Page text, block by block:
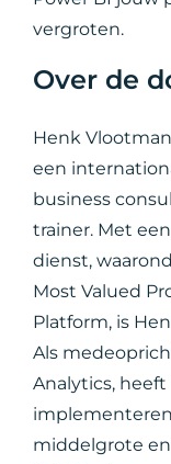
vergroten.
Over de
Henk
een
business
trainer. Met
dienst,
Most Valued
Platform, is
Als
Analytics,
middelgrote